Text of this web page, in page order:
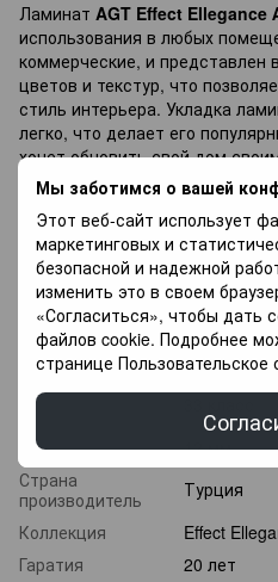
Мы заботимся о вашей
Этот веб-сайт использует
маркетинговых и
безопасной и надежной
изменить это в своем
«Согласиться», чтобы дать
файлов cookie. Подробнее
странице Пользовательское
Ламинат AGT Effect Ellegance
использования в любых
коммерческие, и представлен
цветов и текстур, что
стиль интерьера. Укладка
легко, что делает его
хочет обновить свой дом
Если вы не можете
специалисты с радостью Вам
Вас есть возможность купить
частями, и оплачивать
месяцев.
Характеристики
Класс
Толщина
12 мм
Страна
производитель
Турция
Коллекция
Effect
Гаратия
20 лет